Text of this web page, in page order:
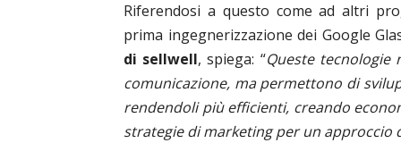
Riferendosi a questo come ad altri
prima ingegnerizzazione dei Google
di sellwell, spiega: “Queste tecnologie
comunicazione, ma permettono di
rendendoli più efficienti, creando
strategie di marketing per un approccio